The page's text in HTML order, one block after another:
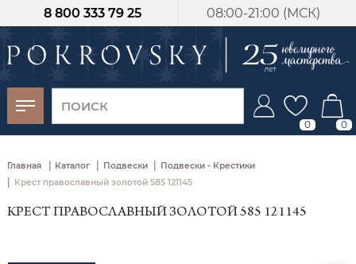
08:00-21:00 (МСК)
8 800 333 79 25
0 0
Главная | Каталог | Подвески | Подвески - Крестики
| Крест православный золотой 585 121145
КРЕСТ ПРАВОСЛАВНЫЙ ЗОЛОТОЙ 585 121145
-30%
от 15 дней с
момента оплаты